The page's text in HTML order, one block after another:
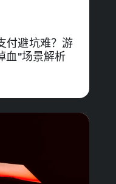
付避坑难？游
血"场景解析